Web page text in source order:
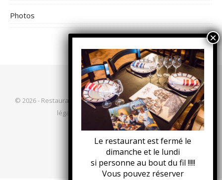
Photos
© 2026 - Restaurant Chez Mattin | Photos :Komcébo|Mentions
légales
Thème Bard parWP Royal
HAUT DE PAGE
Le restaurant est fermé le
dimanche et le lundi
si personne au bout du fil !!!!!
Vous pouvez réserver